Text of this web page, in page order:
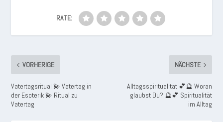
RATE:
VORHERIGE
Vatertagsritual 💫 Vatertag in
der Esoterik 💫 Ritual zu
Vatertag
NÄCHSTE
Alltagsspiritualität 💕🔮 Woran
glaubst Du? 🔮💕 Spiritualität
im Alltag